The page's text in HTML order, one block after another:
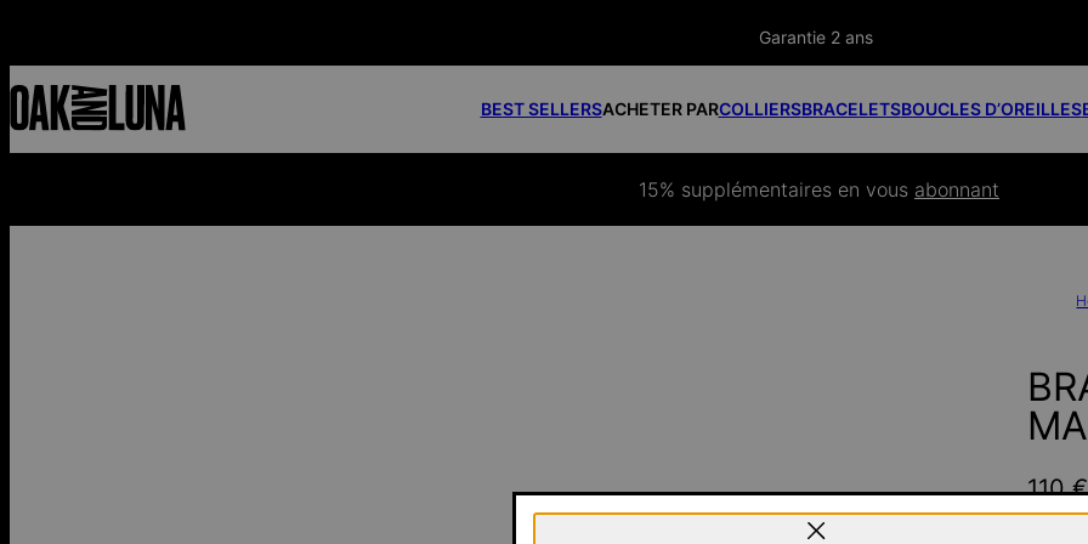
Garantie 2 ans
BEST SELLERSACHETER PARCOLLIERSBRACELETSBOUCLES D’OREILLES
15% supplémentaires en vous abonnant
110 €
Pay